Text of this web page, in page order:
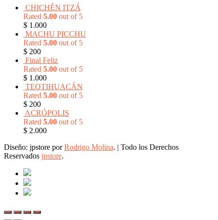
CHICHÉN ITZÁ
Rated 5.00 out of 5
$ 1.000
MACHU PICCHU
Rated 5.00 out of 5
$ 200
Final Feliz
Rated 5.00 out of 5
$ 1.000
TEOTIHUACÁN
Rated 5.00 out of 5
$ 200
ACRÓPOLIS
Rated 5.00 out of 5
$ 2.000
Diseño: jpstore porRodrigo Molina. | Todo los Derechos
Reservados jpstore.